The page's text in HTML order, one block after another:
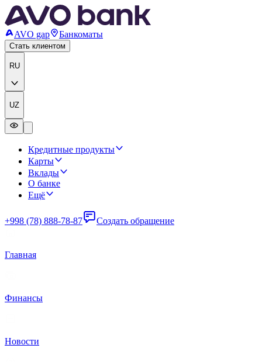
AVO gap Банкоматы
Стать клиентом
RU
UZ
Кредитные продукты
Карты
Вклады
О банке
Ещё
+998 (78) 888-78-87 Создать обращение
Главная
Финансы
Новости